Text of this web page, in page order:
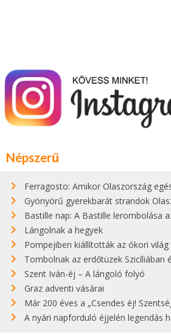
Népszerű
Ferragosto: Amikor Olaszország
Gyönyörű gyerekbarát strandok Olaszországban
Bastille nap: A Bastille lerombolása az
Lángolnak a hegyek
Pompejiben kiállították az ókori világ
Tombolnak az erdőtüzek Szicíliában
Szent Iván-éj – A lángoló folyó
Graz adventi vásárai
Már 200 éves a „Csendes éj!
A nyári napforduló éjjelén legendás hegyi